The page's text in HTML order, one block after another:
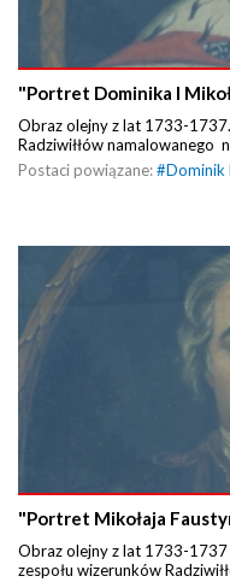
"Portret Dominika I
Obraz olejny z lat 1733-
Radziwiłłów namalowanego
Postaci powiązane:#Dominik
"Portret Mikołaja
Obraz olejny z lat 1733-
zespołu wizerunków